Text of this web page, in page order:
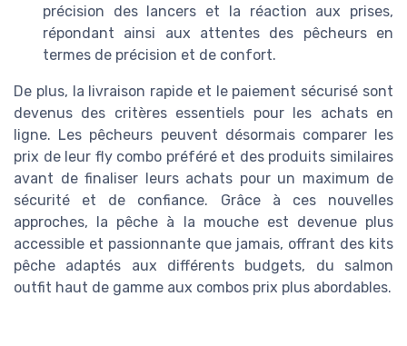
précision des lancers et la réaction aux prises,
répondant ainsi aux attentes des pêcheurs en
termes de précision et de confort.
De plus, la livraison rapide et le paiement sécurisé sont
devenus des critères essentiels pour les achats en
ligne. Les pêcheurs peuvent désormais comparer les
prix de leur fly combo préféré et des produits similaires
avant de finaliser leurs achats pour un maximum de
sécurité et de confiance. Grâce à ces nouvelles
approches, la pêche à la mouche est devenue plus
accessible et passionnante que jamais, offrant des kits
pêche adaptés aux différents budgets, du salmon
outfit haut de gamme aux combos prix plus abordables.